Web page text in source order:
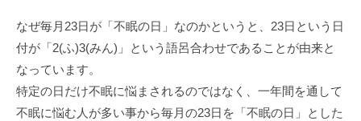
なぜ毎月23日が「不眠の日」なのかというと、23日という日
付が「2(ふ)3(みん)」という語呂合わせであることが由来と
なっています。
特定の日だけ不眠に悩まされるのではなく、一年間を通して
不眠に悩む人が多い事から毎月の23日を「不眠の日」とした